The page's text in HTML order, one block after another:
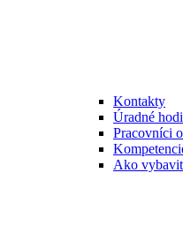
Kontakty
Úradné
Pracovníci
Ako